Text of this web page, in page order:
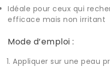
Idéale pour ceux qui
efficace mais non irritant
Mode d’emploi :
Appliquer sur une peau